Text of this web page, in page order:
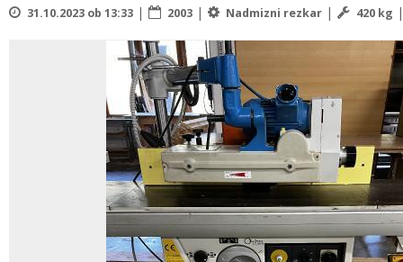
31.10.2023 ob 13:33 | 2003 | Nadmizni rezkar | 420 kg